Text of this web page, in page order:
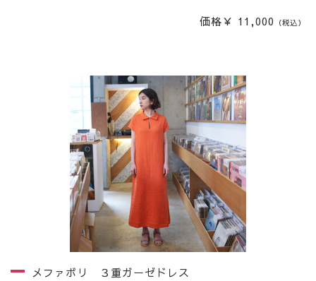
価格￥ 11,000 （税込）
メファボリ ３重ガーゼドレス